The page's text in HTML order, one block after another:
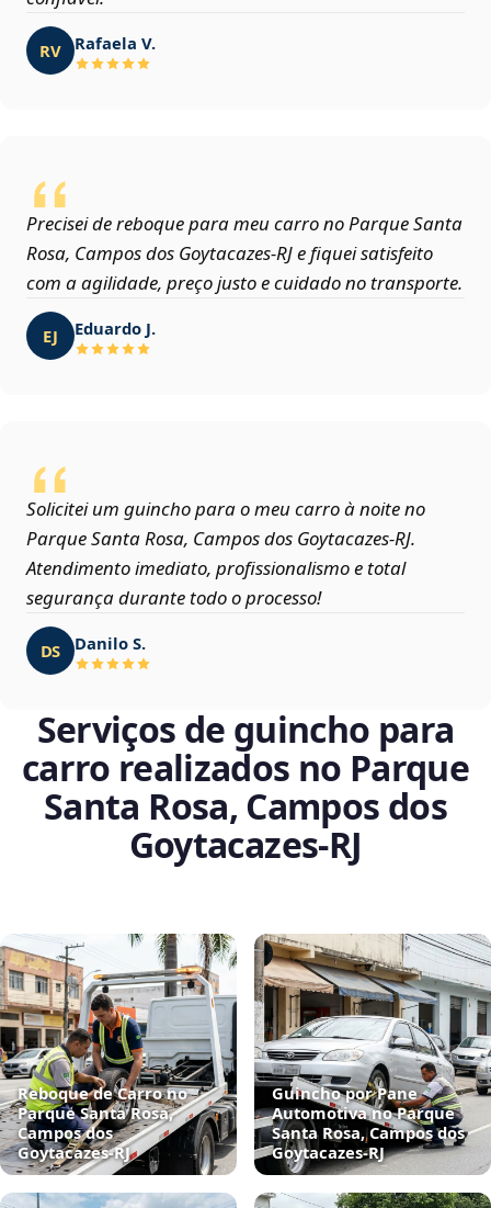
RV Rafaela V.
Precisei de reboque para meu carro no Parque Santa
Rosa, Campos dos Goytacazes‑RJ e fiquei satisfeito
com a agilidade, preço justo e cuidado no transporte.
EJ Eduardo J.
Solicitei um guincho para o meu carro à noite no
Parque Santa Rosa, Campos dos Goytacazes‑RJ.
Atendimento imediato, profissionalismo e total
segurança durante todo o processo!
DS Danilo S.
Serviços de guincho para
carro realizados no Parque
Santa Rosa, Campos dos
Goytacazes‑RJ
Reboque de Carro no
Parque Santa Rosa,
Campos dos
Goytacazes‑RJ
Guincho por Pane
Automotiva no Parque
Santa Rosa, Campos dos
Goytacazes‑RJ